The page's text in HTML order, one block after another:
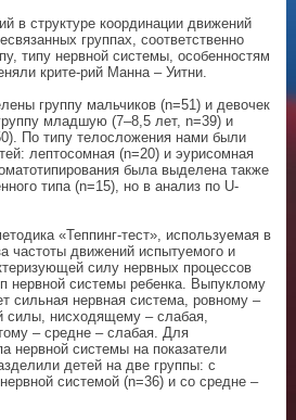
в структуре координации движений
группах, соответственно
типу нервной системы, особенностям
крите-рий Манна – Уитни.
группу мальчиков (n=51) и девочек
младшую (7–8,5 лет, n=39) и
По типу телосложения нами были
лептосомная (n=20) и эурисомная
была выделена также
типа (n=15), но в анализ по U-
«Теппинг-тест», используемая в
частоты движений испытуемого и
силу нервных процессов
нервной системы ребенка. Выпуклому
сильная нервная система, ровному –
силы, нисходящему – слабая,
– средне – слабая. Для
нервной системы на показатели
детей на две группы: с
системой (n=36) и со средне –